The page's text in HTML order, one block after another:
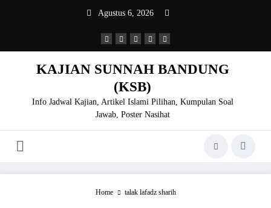
Agustus 6, 2026
KAJIAN SUNNAH BANDUNG
(KSB)
Info Jadwal Kajian, Artikel Islami Pilihan, Kumpulan Soal
Jawab, Poster Nasihat
Home talak lafadz sharih